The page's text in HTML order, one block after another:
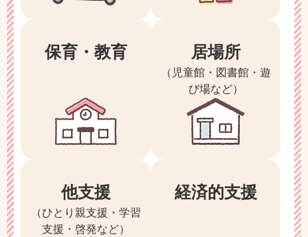
保育・教育 居場所
（児童館・図書館・遊
び場など）
他支援
（ひとり親支援・学習
支援・啓発など）
経済的支援